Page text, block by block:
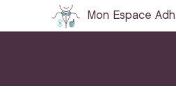
Mon Espace